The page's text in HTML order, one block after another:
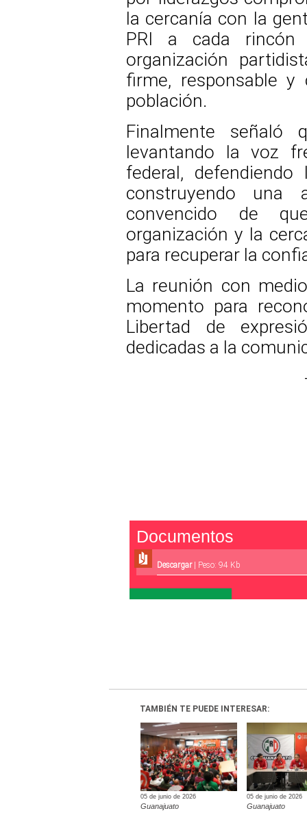
la cercanía con la
PRI a cada rincón
organización
firme, responsable
población.
Finalmente señaló
levantando la voz
federal,
construyendo una
convencido de
organización y la
para recuperar la
La reunión con
momento para
Libertad de
dedicadas a la
Documentos
Descargar | Peso: 94 Kb
TAMBIÉN TE PUEDE INTERESAR:
05 de junio de 2026
Guanajuato
05 de junio de 2026
Guanajuato